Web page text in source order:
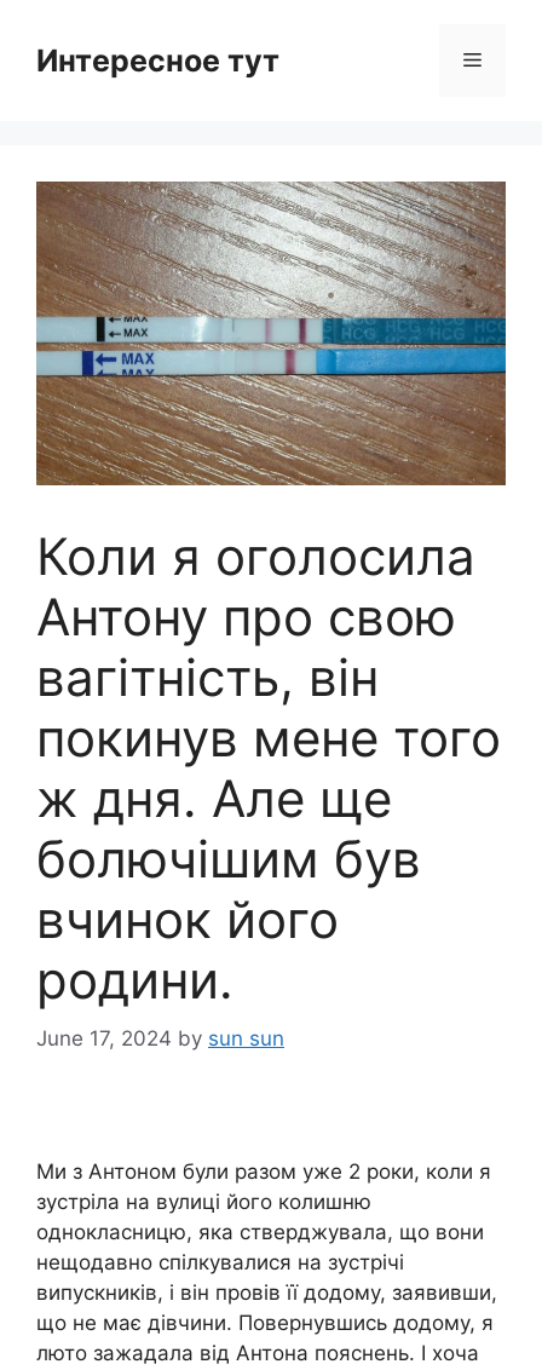
contentИнтересное тут Menu
Коли я оголосила
Антону про свою
вагітність, він
покинув мене того
ж дня. Але ще
болючішим був
вчинок його
родини.
June 17, 2024 by sun sun
Ми з Антоном були разом уже 2 роки, коли я
зустріла на вулиці його колишню
однокласницю, яка стверджувала, що вони
нещодавно спілкувалися на зустрічі
випускників, і він провів її додому, заявивши,
що не має дівчини. Повернувшись додому, я
люто зажадала від Антона пояснень. І хоча